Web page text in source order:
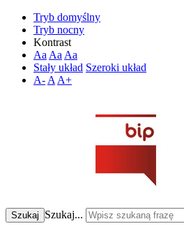
Tryb domyślny
Tryb nocny
Kontrast
Aa Aa Aa
Stały układ Szeroki układ
A- A A+
Szukaj Szukaj...